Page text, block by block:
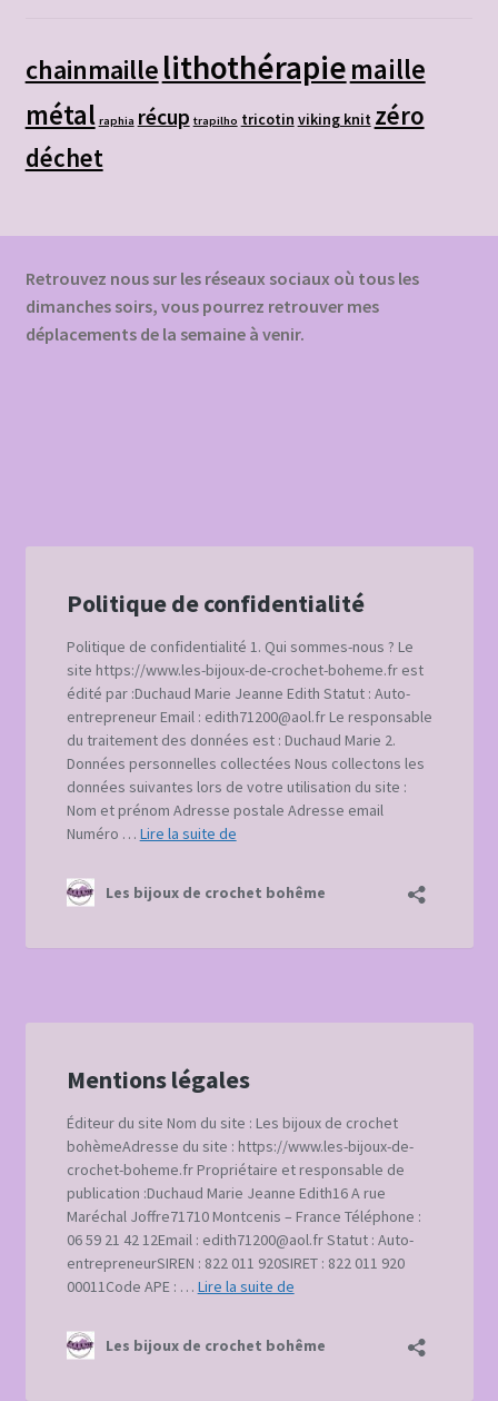
chainmaillelithothérapiemaille
métal raphia récup trapilho tricotin viking knit zéro
déchet
Retrouvez nous sur les réseaux sociaux où tous les
dimanches soirs, vous pourrez retrouver mes
déplacements de la semaine à venir.